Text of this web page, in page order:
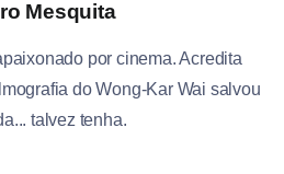
Mesquita
por cinema. Acredita
do Wong-Kar Wai salvou
talvez tenha.